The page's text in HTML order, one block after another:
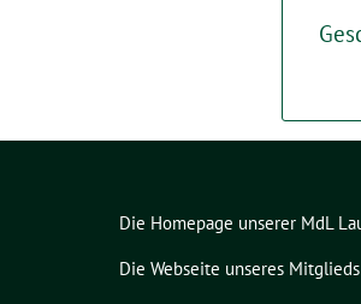
Die Homepage unserer MdL
Die Webseite unseres